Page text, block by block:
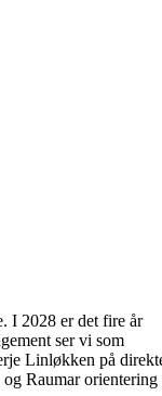
I 2028 er det fire år
ser vi som
Linløkken på
Raumar orientering